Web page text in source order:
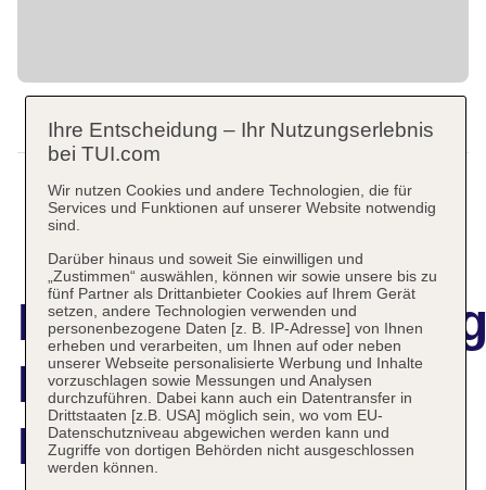
Pickalbatros Golf
Beach Resort
Ihre Entscheidung – Ihr Nutzungserlebnis
bei TUI.com
Wir nutzen Cookies und andere Technologien, die für
Services und Funktionen auf unserer Website notwendig
sind.
Darüber hinaus und soweit Sie einwilligen und
„Zustimmen“ auswählen, können wir sowie unsere bis zu
fünf Partner als Drittanbieter Cookies auf Ihrem Gerät
setzen, andere Technologien verwenden und
personenbezogene Daten [z. B. IP-Adresse] von Ihnen
erheben und verarbeiten, um Ihnen auf oder neben
unserer Webseite personalisierte Werbung und Inhalte
vorzuschlagen sowie Messungen und Analysen
durchzuführen. Dabei kann auch ein Datentransfer in
Drittstaaten [z.B. USA] möglich sein, wo vom EU-
Datenschutzniveau abgewichen werden kann und
Zugriffe von dortigen Behörden nicht ausgeschlossen
werden können.